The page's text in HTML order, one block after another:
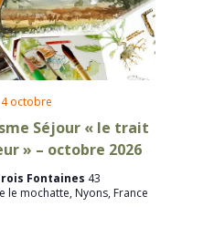
Séjour « le trait
» – octobre 2026
4 octobre
Fontaines 43
le mochatte, Nyons, France